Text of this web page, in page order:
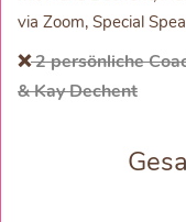
via Zoom, Special
❌2 persönliche
& Kay Dechent